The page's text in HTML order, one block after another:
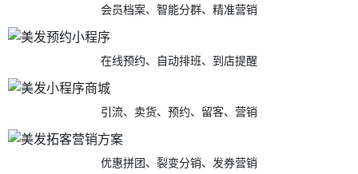
会员档案、智能分群、精准营销
在线预约、自动排班、到店提醒
引流、卖货、预约、留客、营销
优惠拼团、裂变分销、发券营销